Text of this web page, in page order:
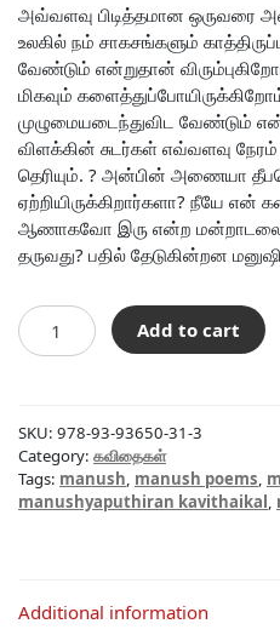
அவ்வளவு பிடித்தமான
உலகில் நம் சாகசங்களும்
வேண்டும் என்றுதான்
மிகவும்
முழுமையடைந்துவிட வேண்டும்
விளக்கின் சுடர்கள் எவ்வளவு நேரம்
தெரியும். ? அன்பின் அணையா
ஏற்றியிருக்கிறார்களா? நீயே
ஆணாகவோ இரு என்ற மன்றாடலை
தருவது? பதில் தேடுகின்றன
நீயே
என்
இரு
quantity
Add to cart
SKU: 978-93-93650-31-3
Category: கவிதைகள்
Tags: manush, manush poems,
manushyaputhiran kavithaikal,
Additional information